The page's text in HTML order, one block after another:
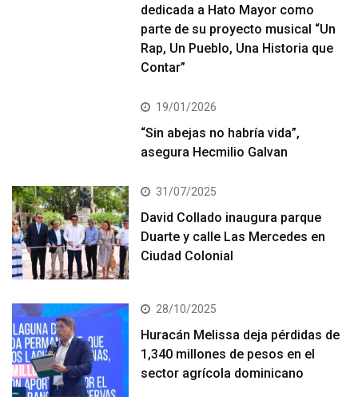
dedicada a Hato Mayor como
parte de su proyecto musical “Un
Rap, Un Pueblo, Una Historia que
Contar”
19/01/2026
“Sin abejas no habría vida”,
asegura Hecmilio Galvan
31/07/2025
David Collado inaugura parque
Duarte y calle Las Mercedes en
Ciudad Colonial
28/10/2025
Huracán Melissa deja pérdidas de
1,340 millones de pesos en el
sector agrícola dominicano